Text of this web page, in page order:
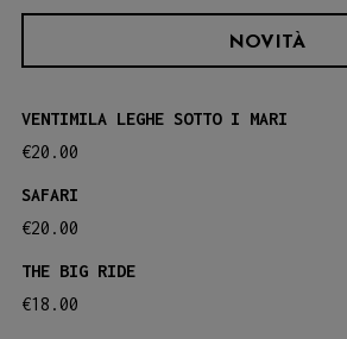
NOVITÀ
VENTIMILA LEGHE SOTTO I MARI
€20.00
SAFARI
€20.00
THE BIG RIDE
€18.00